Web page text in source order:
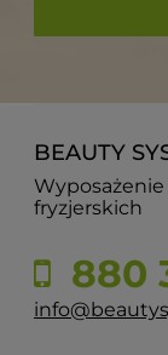
BEAUTY
fryzjerskich
880